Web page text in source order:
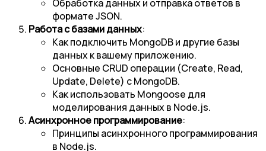
Обработка данных и отправка ответов в
формате JSON.
Работа с базами данных:
Как подключить MongoDB и другие базы
данных к вашему приложению.
Основные CRUD операции (Create, Read,
Update, Delete) с MongoDB.
Как использовать Mongoose для
моделирования данных в Node.js.
Асинхронное программирование:
Принципы асинхронного программирования
в Node.js.